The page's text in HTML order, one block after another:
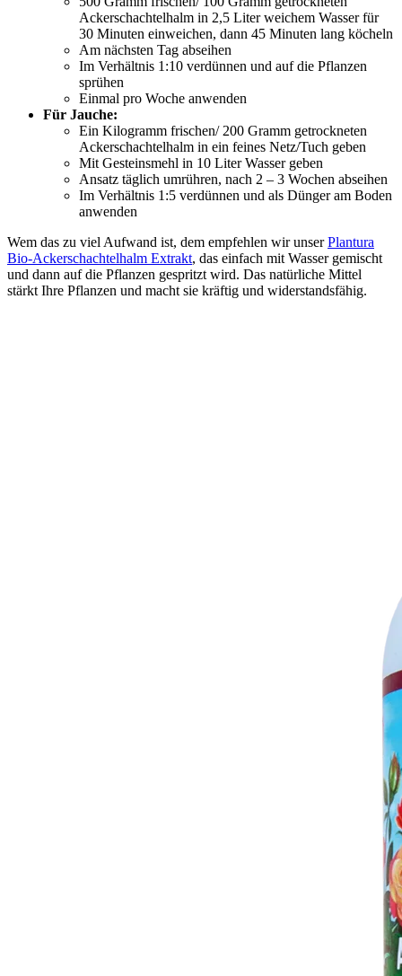
Ackerschachtelhalm in 2,5 Liter weichem Wasser für
30 Minuten einweichen, dann 45 Minuten lang köcheln
Am nächsten Tag abseihen
Im Verhältnis 1:10 verdünnen und auf die Pflanzen
sprühen
Einmal pro Woche anwenden
Für Jauche:
Ein Kilogramm frischen/ 200 Gramm getrockneten
Ackerschachtelhalm in ein feines Netz/Tuch geben
Mit Gesteinsmehl in 10 Liter Wasser geben
Ansatz täglich umrühren, nach 2 – 3 Wochen abseihen
Im Verhältnis 1:5 verdünnen und als Dünger am Boden
anwenden
Wem das zu viel Aufwand ist, dem empfehlen wir unserPlantura
Bio-Ackerschachtelhalm Extrakt, das einfach mit Wasser gemischt
und dann auf die Pflanzen gespritzt wird. Das natürliche Mittel
stärkt Ihre Pflanzen und macht sie kräftig und widerstandsfähig.